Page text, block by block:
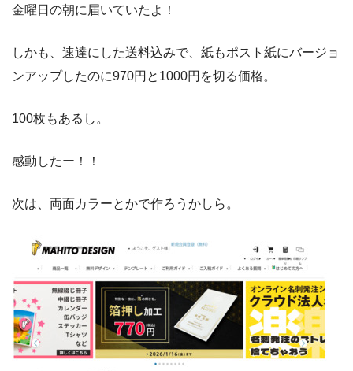
金曜日の朝に届いていたよ！
しかも、速達にした送料込みで、紙もポスト紙にバージョ
ンアップしたのに970円と1000円を切る価格。
100枚もあるし。
感動したー！！
次は、両面カラーとかで作ろうかしら。